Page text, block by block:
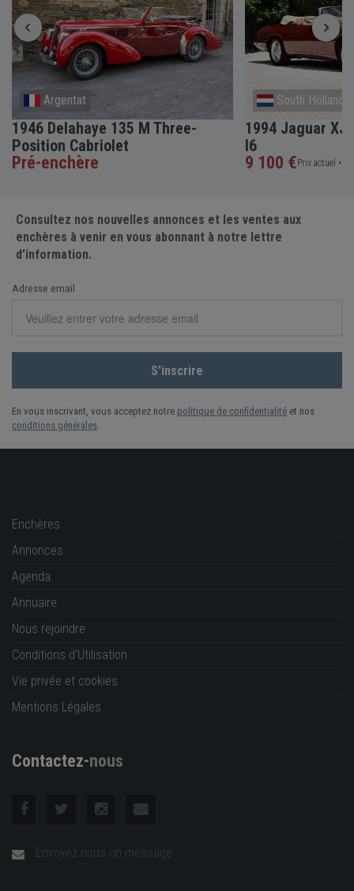
Argentat
1946 Delahaye 135 M Three-
Position Cabriolet
Pré-enchère
South Holland
1994 Jaguar
I6
9 100 €Prix actuel •4
Consultez nos nouvelles annonces et les ventes aux
enchères à venir en vous abonnant à notre lettre
d'information.
Adresse email
En vous inscrivant, vous acceptez notre politique de confidentialité et nos
conditions générales
Enchères
Annonces
Agenda
Annuaire
Nous rejoindre
Conditions d'Utilisation
Vie privée et cookies
Mentions Légales
Contactez-nous
Envoyez nous un message